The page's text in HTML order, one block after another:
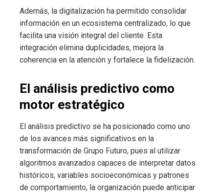
Además, la digitalización ha permitido consolidar
información en un ecosistema centralizado, lo que
facilita una visión integral del cliente. Esta
integración elimina duplicidades, mejora la
coherencia en la atención y fortalece la fidelización.
El análisis predictivo como
motor estratégico
El análisis predictivo se ha posicionado como uno
de los avances más significativos en la
transformación de Grupo Futuro, pues al utilizar
algoritmos avanzados capaces de interpretar datos
históricos, variables socioeconómicas y patrones
de comportamiento, la organización puede anticipar